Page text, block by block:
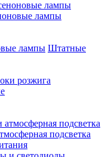
лампы
Штатные
розжига
подсветка